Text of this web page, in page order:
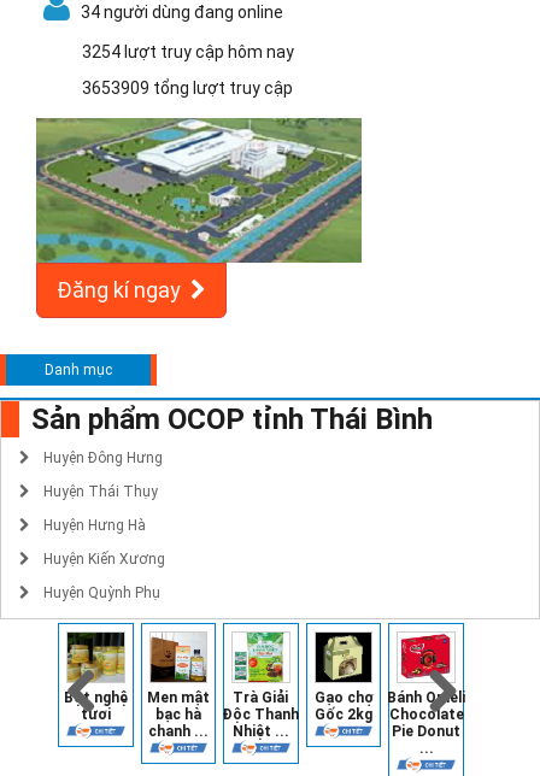
34 người dùng đang online
3254 lượt truy cập hôm nay
3653909 tổng lượt truy cập
Đăng kí ngay
Danh mục
Sản phẩm OCOP tỉnh Thái Bình
Huyện Đông Hưng
Huyện Thái Thụy
Huyện Hưng Hà
Huyện Kiến Xương
Huyện Quỳnh Phụ
Bột nghệ
tươi
Men mật
bạc hà
chanh ...
Trà Giải
Độc Thanh
Nhiệt ...
Gạo chợ
Gốc 2kg
Bánh Omeli
Chocolate
Pie Donut
...